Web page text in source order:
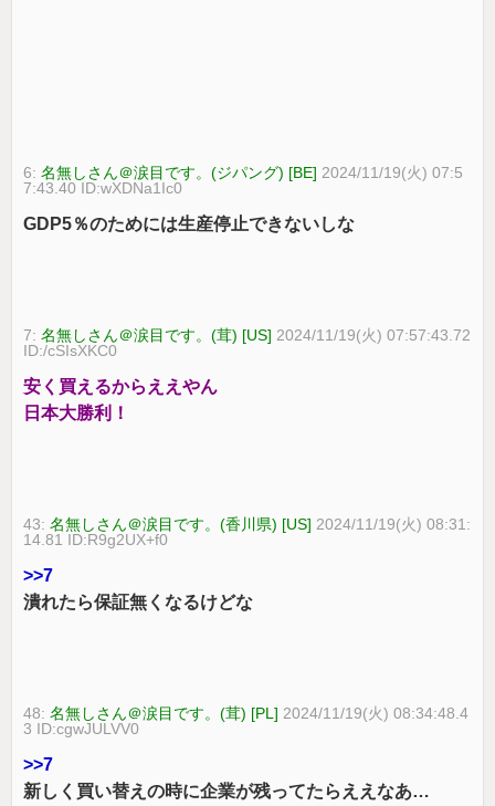
6:名無しさん＠涙目です。(ジパング) [BE] 2024/11/19(火) 07:5
7:43.40 ID:wXDNa1Ic0
GDP5％のためには生産停止できないしな
7:名無しさん＠涙目です。(茸) [US] 2024/11/19(火) 07:57:43.72
ID:/cSIsXKC0
安く買えるからええやん
日本大勝利！
43:名無しさん＠涙目です。(香川県) [US] 2024/11/19(火) 08:31:
14.81 ID:R9g2UX+f0
>>7
潰れたら保証無くなるけどな
48:名無しさん＠涙目です。(茸) [PL] 2024/11/19(火) 08:34:48.4
3 ID:cgwJULVV0
>>7
新しく買い替えの時に企業が残ってたらええなあ…